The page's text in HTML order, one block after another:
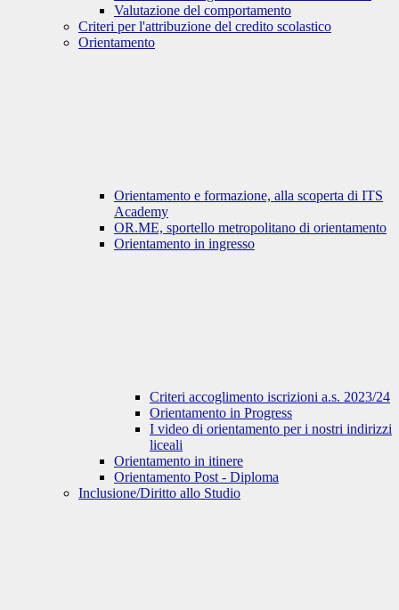
Valutazione del comportamento
Criteri per l'attribuzione del credito scolastico
Orientamento
Orientamento e formazione, alla scoperta di ITS
Academy
OR.ME, sportello metropolitano di orientamento
Orientamento in ingresso
Criteri accoglimento iscrizioni a.s. 2023/24
Orientamento in Progress
I video di orientamento per i nostri indirizzi
liceali
Orientamento in itinere
Orientamento Post - Diploma
Inclusione/Diritto allo Studio